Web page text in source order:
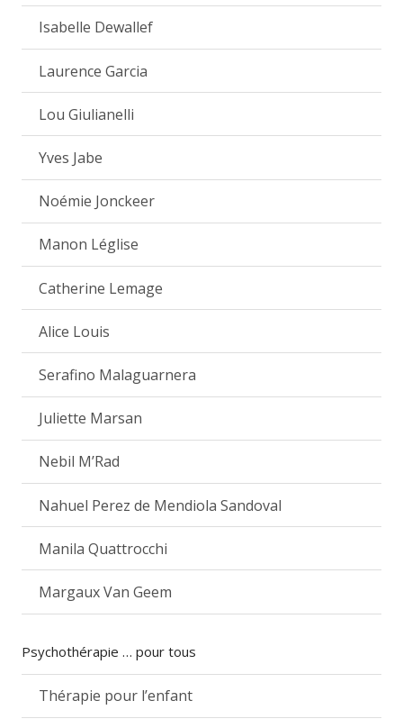
Isabelle Dewallef
Laurence Garcia
Lou Giulianelli
Yves Jabe
Noémie Jonckeer
Manon Léglise
Catherine Lemage
Alice Louis
Serafino Malaguarnera
Juliette Marsan
Nebil M’Rad
Nahuel Perez de Mendiola Sandoval
Manila Quattrocchi
Margaux Van Geem
Psychothérapie … pour tous
Thérapie pour l’enfant